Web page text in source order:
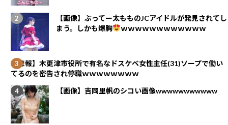
【画像】ぶってー太もものJCアイドルが発見されてし
まう。しかも爆胸
ｗｗｗｗｗｗｗｗｗｗｗｗ
【悲報】木更津市役所で有名なドスケベ女性主任(31)ソープで働い
てるのを密告され停職ｗｗｗｗｗｗｗｗ
【画像】吉岡里帆のシコい画像wwwwwwwwwww